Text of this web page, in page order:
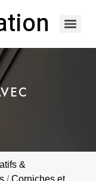
&
/Corniches et